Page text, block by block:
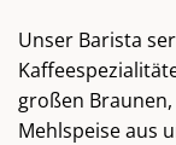
Unser Barista
großen
Mehlspeise aus